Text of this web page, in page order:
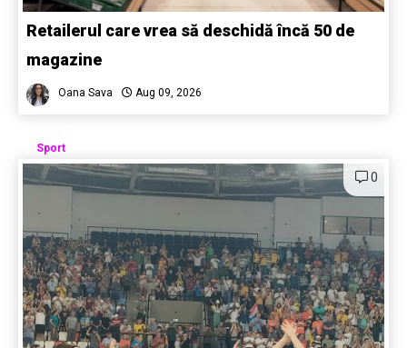
Retailerul care vrea să deschidă încă 50 de
magazine
Oana Sava Aug 09, 2026
Sport
0